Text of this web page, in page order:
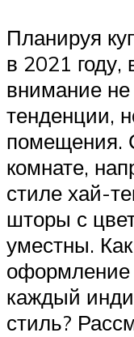
Планируя
в 2021 году,
внимание не
тенденции,
помещения.
комнате,
стиле хай-
шторы с
уместны.
оформление
каждый
стиль?